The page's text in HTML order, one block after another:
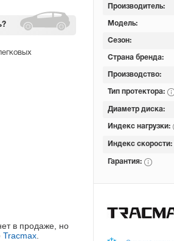
в продаже, но
Tracmax.
Производитель:
Модель:
Сезон:
Страна бренда:
Производство:
Тип протектора:
Диаметр диска:
Индекс нагрузки:
Индекс скорости:
Гарантия: